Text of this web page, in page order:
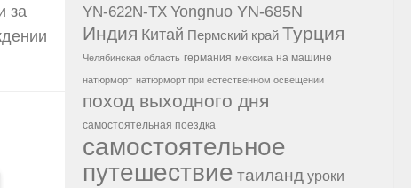
за
YN-622N-TX Yongnuo YN-685N
Индия Китай Пермский край Турция
Челябинская область германия мексика на машине
натюрморт натюрморт при естественном освещении
поход выходного дня
самостоятельная поездка
самостоятельное
путешествие таиланд уроки